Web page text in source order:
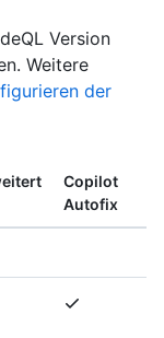
Version
Weitere
der
Copilot
Autofix